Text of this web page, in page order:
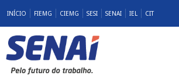
INÍCIO FIEMG CIEMG SESI SENAI IEL CIT